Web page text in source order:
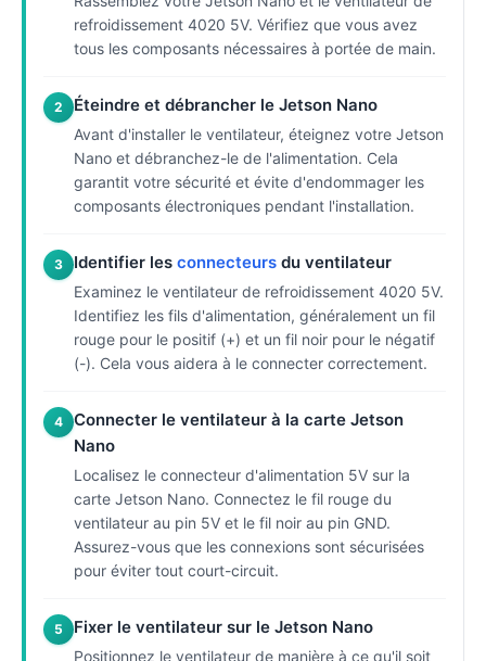
refroidissement 4020 5V. Vérifiez que vous avez
tous les composants nécessaires à portée de main.
2 Éteindre et débrancher le Jetson Nano
Avant d'installer le ventilateur, éteignez votre Jetson
Nano et débranchez-le de l'alimentation. Cela
garantit votre sécurité et évite d'endommager les
composants électroniques pendant l'installation.
3 Identifier les connecteurs du ventilateur
Examinez le ventilateur de refroidissement 4020 5V.
Identifiez les fils d'alimentation, généralement un fil
rouge pour le positif (+) et un fil noir pour le négatif
(-). Cela vous aidera à le connecter correctement.
4
Connecter le ventilateur à la carte Jetson
Nano
Localisez le connecteur d'alimentation 5V sur la
carte Jetson Nano. Connectez le fil rouge du
ventilateur au pin 5V et le fil noir au pin GND.
Assurez-vous que les connexions sont sécurisées
pour éviter tout court-circuit.
5 Fixer le ventilateur sur le Jetson Nano
Positionnez le ventilateur de manière à ce qu'il soit